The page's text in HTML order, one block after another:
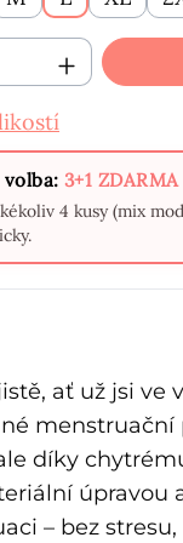
produktu:
3+1 ZDARMA
4 kusy (mix
ať už jsi ve
menstruační
díky
úpravou
– bez